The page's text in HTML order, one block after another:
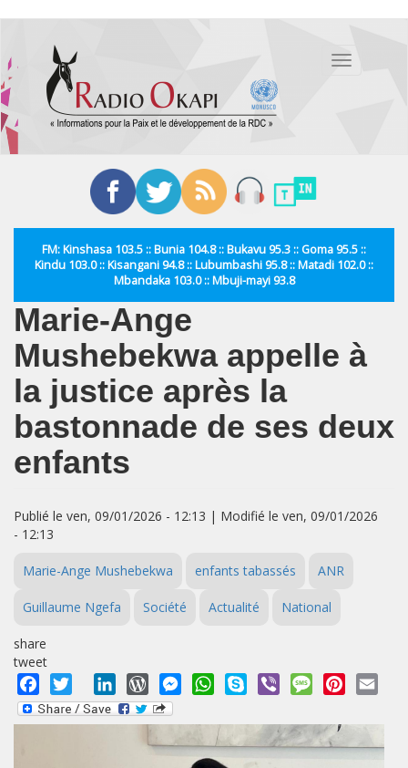
contenu
principal
Toggle
FM: Kinshasa 103.5 :: Bunia 104.8 :: Bukavu 95.3 :: Goma 95.5 ::
Kindu 103.0 :: Kisangani 94.8 :: Lubumbashi 95.8 :: Matadi 102.0 ::
Mbandaka 103.0 :: Mbuji-mayi 93.8
Marie-Ange
Mushebekwa appelle à
la justice après la
bastonnade de ses deux
enfants
Publié le ven, 09/01/2026 - 12:13 | Modifié le ven, 09/01/2026
- 12:13
Marie-Ange Mushebekwa enfants tabassés ANR
Guillaume Ngefa Société Actualité National
share
tweet
Facebook
Twitter LinkedInWordPressMessengerWhatsApp
Skype Viber MessagePinterest